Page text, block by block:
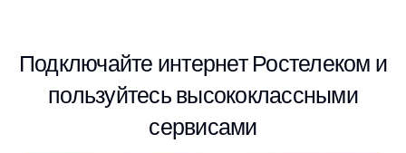
Подключайте интернет Ростелеком и
пользуйтесь высококлассными
сервисами